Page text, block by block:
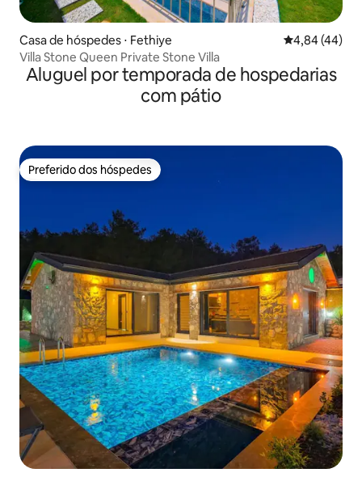
Casa de hóspedes ⋅ Fethiye 4,84 de uma
4,84 (44)
Villa Stone Queen Private Stone Villa
Aluguel por temporada de hospedarias
com pátio
Preferido dos hóspedes
Preferido dos hóspedes